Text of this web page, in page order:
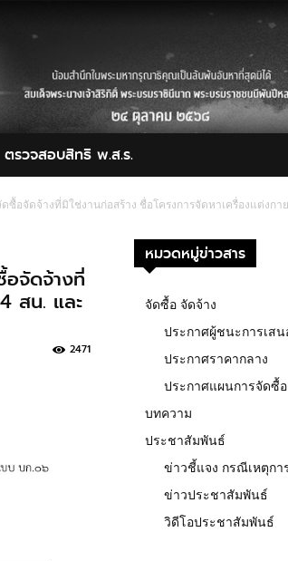
ตรวจสอบสิทธิ พ.ส.ร.
อจัดจ้างที่มิใช่งานก่อสร้าง ชื่อโครงการจัดหาเครื่องแต่งก
อจัดจ้างที่
สน. และ
2471
หมวดหมู่ข่าวสาร
จัดซื้อ จัดจ้าง
ประกาศผู้ชนะการเสน
ประกาศราคากลาง
ประกาศแผนการจัดซื้
บทความ
ประชาสัมพันธ์
ข่าวชี้แจง กรณีเหตุกา
ข่าวประชาสัมพันธ์
วิดีโอประชาสัมพันธ์